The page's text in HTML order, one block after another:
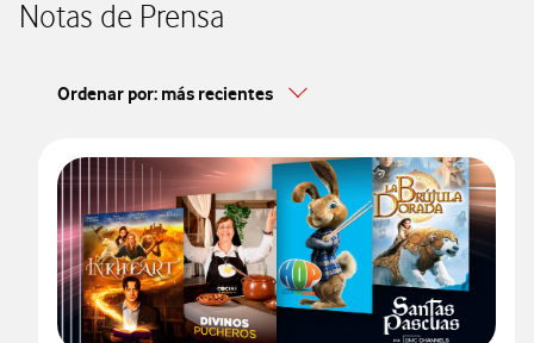
Notas de Prensa
Ordenar por: más recientes